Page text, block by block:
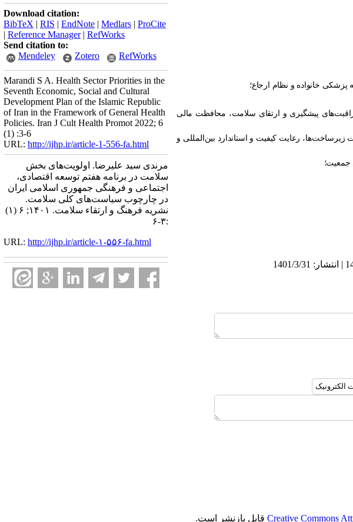
خانواده و نظام ارجاع؛
پیشگیری و ارتقای سلامت، محافظت مالی
زیرساخت‌ها، رعایت کیفیت و استاندارد بین‌المللی و
جمعیت؛
Download citation:
BibTeX | RIS | EndNote | Medlars | ProCite
| Reference Manager| RefWorks
Send citation to:
Mendeley
Zotero RefWorks
Marandi S A. Health Sector Priorities in the
Seventh Economic, Social and Cultural
Development Plan of the Islamic Republic
of Iran in the Framework of General Health
Policies. Iran J Cult Health Promot 2022; 6
(1) :3-6
URL: http://ijhp.ir/article-1-556-fa.html
مرندی سید علیرضا. اولویت‌های بخش
سلامت در برنامه هفتم توسعه اقتصادی،
اجتماعی و فرهنگی جمهوری اسلامی ایران
در چارچوب سیاست‌های کلی سلامت.
نشريه فرهنگ و ارتقاء سلامت. ۱۴۰۱; ۶ (۱)
:۳-۶
URL: http://ijhp.ir/article-۱-۵۵۶-fa.html
Creative Commons قابل بازنشر است.